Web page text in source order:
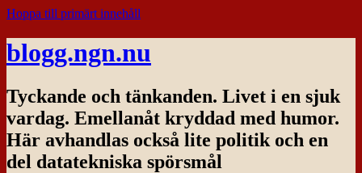
Hoppa till primärt innehåll
blogg.ngn.nu
Tyckande och tänkanden. Livet i en sjuk
vardag. Emellanåt kryddad med humor.
Här avhandlas också lite politik och en
del datatekniska spörsmål